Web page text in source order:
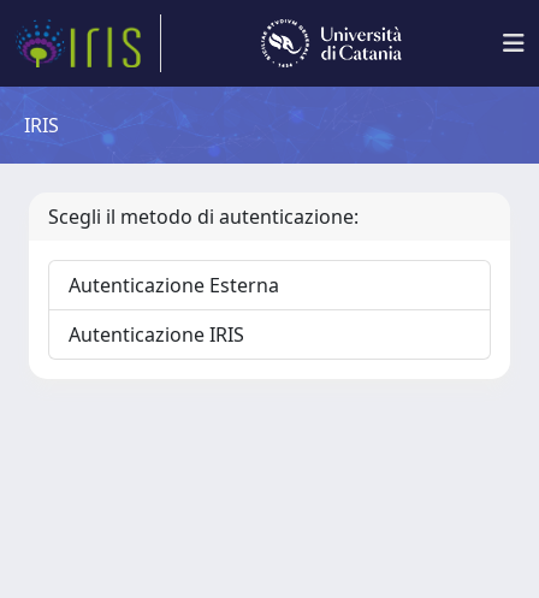
IRIS
Scegli il metodo di autenticazione:
Autenticazione Esterna
Autenticazione IRIS